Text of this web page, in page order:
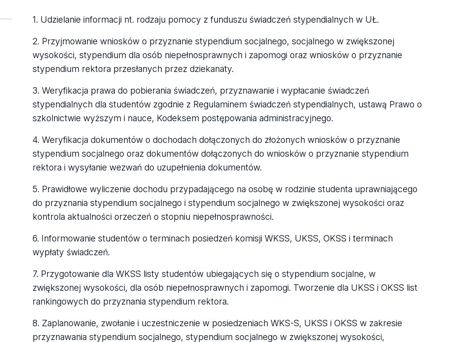
1. Udzielanie informacji nt. rodzaju pomocy z funduszu świadczeń stypendialnych w UŁ.
2. Przyjmowanie wniosków o przyznanie stypendium socjalnego, socjalnego w zwiększonej
wysokości, stypendium dla osób niepełnosprawnych i zapomogi oraz wniosków o przyznanie
stypendium rektora przesłanych przez dziekanaty.
3. Weryfikacja prawa do pobierania świadczeń, przyznawanie i wypłacanie świadczeń
stypendialnych dla studentów zgodnie z Regulaminem świadczeń stypendialnych, ustawą Prawo o
szkolnictwie wyższym i nauce, Kodeksem postępowania administracyjnego.
4. Weryfikacja dokumentów o dochodach dołączonych do złożonych wniosków o przyznanie
stypendium socjalnego oraz dokumentów dołączonych do wniosków o przyznanie stypendium
rektora i wysyłanie wezwań do uzupełnienia dokumentów.
5. Prawidłowe wyliczenie dochodu przypadającego na osobę w rodzinie studenta uprawniającego
do przyznania stypendium socjalnego i stypendium socjalnego w zwiększonej wysokości oraz
kontrola aktualności orzeczeń o stopniu niepełnosprawności.
6. Informowanie studentów o terminach posiedzeń komisji WKSS, UKSS, OKSS i terminach
wypłaty świadczeń.
7. Przygotowanie dla WKSS listy studentów ubiegających się o stypendium socjalne, w
zwiększonej wysokości, dla osób niepełnosprawnych i zapomogi. Tworzenie dla UKSS i OKSS list
rankingowych do przyznania stypendium rektora.
8. Zaplanowanie, zwołanie i uczestniczenie w posiedzeniach WKS-S, UKSS i OKSS w zakresie
przyznawania stypendium socjalnego, stypendium socjalnego w zwiększonej wysokości,